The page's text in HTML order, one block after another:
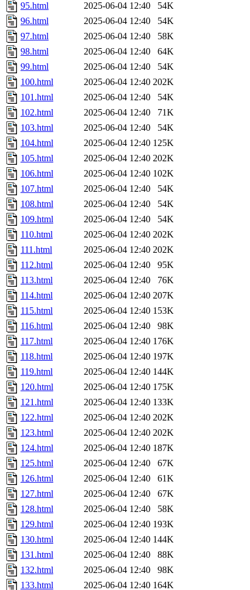
95.html
2025-06-04 12:40
54K
96.html
2025-06-04 12:40
54K
97.html
2025-06-04 12:40
58K
98.html
2025-06-04 12:40
64K
99.html
2025-06-04 12:40
54K
100.html
2025-06-04 12:40 202K
101.html
2025-06-04 12:40
54K
102.html
2025-06-04 12:40
71K
103.html
2025-06-04 12:40
54K
104.html
2025-06-04 12:40 125K
105.html
2025-06-04 12:40 202K
106.html
2025-06-04 12:40 102K
107.html
2025-06-04 12:40
54K
108.html
2025-06-04 12:40
54K
109.html
2025-06-04 12:40
54K
110.html
2025-06-04 12:40 202K
111.html
2025-06-04 12:40 202K
112.html
2025-06-04 12:40
95K
113.html
2025-06-04 12:40
76K
114.html
2025-06-04 12:40 207K
115.html
2025-06-04 12:40 153K
116.html
2025-06-04 12:40
98K
117.html
2025-06-04 12:40 176K
118.html
2025-06-04 12:40 197K
119.html
2025-06-04 12:40 144K
120.html
2025-06-04 12:40 175K
121.html
2025-06-04 12:40 133K
122.html
2025-06-04 12:40 202K
123.html
2025-06-04 12:40 202K
124.html
2025-06-04 12:40 187K
125.html
2025-06-04 12:40
67K
126.html
2025-06-04 12:40
61K
127.html
2025-06-04 12:40
67K
128.html
2025-06-04 12:40
58K
129.html
2025-06-04 12:40 193K
130.html
2025-06-04 12:40 144K
131.html
2025-06-04 12:40
88K
132.html
2025-06-04 12:40
98K
133.html
2025-06-04 12:40 164K